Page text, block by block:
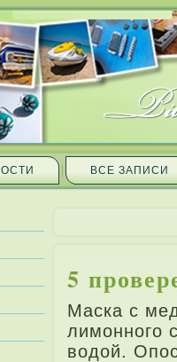
ВСЕ ЗАПИ­СИ
5
Маска с
лимонного
водой.